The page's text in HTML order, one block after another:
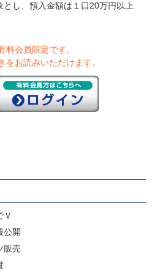
し、預入金額は１口20万円以上
料会員限定です。
をお読みいただけます。
Ｖ
公開
販売